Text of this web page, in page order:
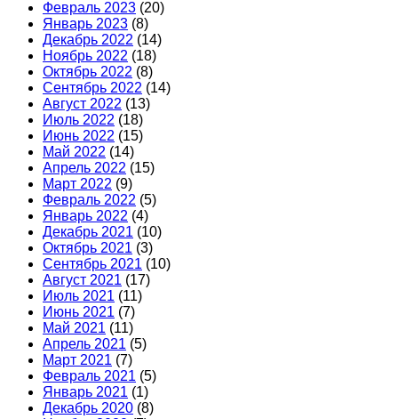
Февраль 2023 (20)
Январь 2023 (8)
Декабрь 2022 (14)
Ноябрь 2022 (18)
Октябрь 2022 (8)
Сентябрь 2022 (14)
Август 2022 (13)
Июль 2022 (18)
Июнь 2022 (15)
Май 2022 (14)
Апрель 2022 (15)
Март 2022 (9)
Февраль 2022 (5)
Январь 2022 (4)
Декабрь 2021 (10)
Октябрь 2021 (3)
Сентябрь 2021 (10)
Август 2021 (17)
Июль 2021 (11)
Июнь 2021 (7)
Май 2021 (11)
Апрель 2021 (5)
Март 2021 (7)
Февраль 2021 (5)
Январь 2021 (1)
Декабрь 2020 (8)